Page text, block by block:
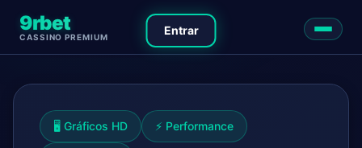
9rbet
CASSINO PREMIUM Entrar
🖥️ Gráficos HD ⚡ Performance